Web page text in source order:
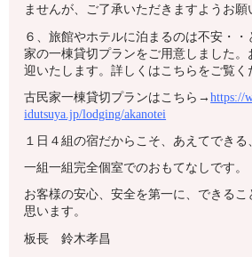
ませんが、ご了承いただきますようお願
６、旅館やホテルに泊まるのは不安・
家の一棟貸切プランをご用意しました。
迎いたします。詳しくはこちらをご覧く
古民家一棟貸切プランはこちら→https://
idutsuya.jp/lodging/akanotei
１日４組の宿だからこそ、あえてできる
一組一組完全個室でのおもてなしです。
お客様の安心、安全を第一に、できるこ
思います。
板長 鈴木孝昌